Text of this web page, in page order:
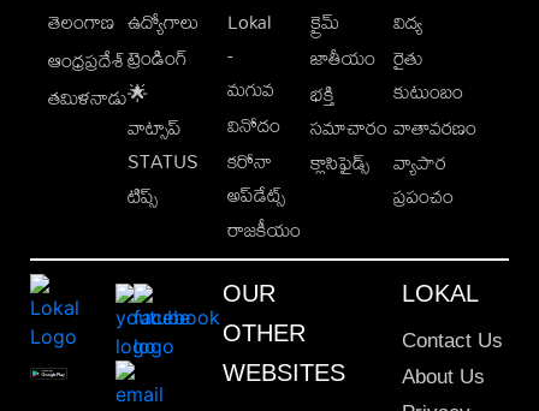
తెలంగాణ
ఆంధ్రప్రదేశ్
తమిళనాడు
ఉద్యోగాలు
ట్రెండింగ్
🌟
వాట్సాప్
STATUS
టిప్స్
Lokal
-
మగువ
వినోదం
కరోనా
అప్‌డేట్స్
రాజకీయం
క్రైమ్
జాతీయం
భక్తి
సమాచారం
క్లాసిఫైడ్స్
విద్య
రైతు
కుటుంబం
వాతావరణం
వ్యాపార
ప్రపంచం
OUR
OTHER
WEBSITES
LOKAL
Contact Us
About Us